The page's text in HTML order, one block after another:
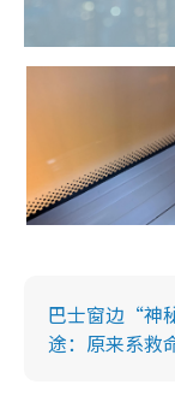
巴士窗边“神
途：原来系救